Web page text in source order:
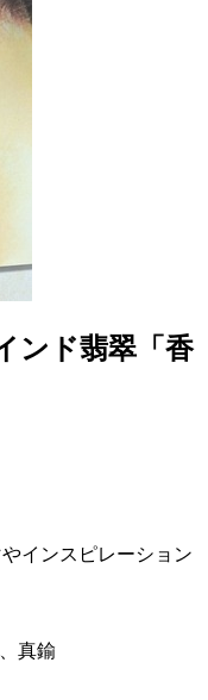
ンド翡翠「香
インスピレーション
真鍮